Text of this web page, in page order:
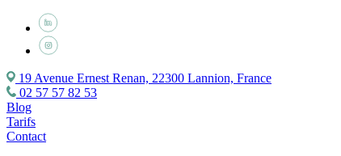
19 Avenue Ernest Renan, 22300 Lannion, France
02 57 57 82 53
Blog
Tarifs
Contact